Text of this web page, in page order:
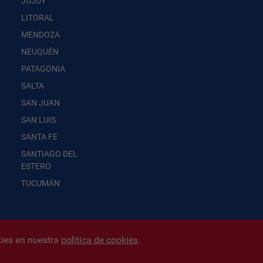
LITORAL
MENDOZA
NEUQUÉN
PATAGONIA
SALTA
SAN JUAN
SAN LUIS
SANTA FE
SANTIAGO DEL
ESTERO
TUCUMÁN
en nuestra política de cookies.